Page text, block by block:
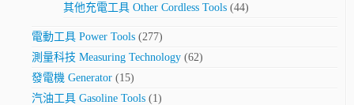
其他充電工具 Other Cordless Tools (44)
電動工具 Power Tools (277)
測量科技 Measuring Technology (62)
發電機 Generator (15)
汽油工具 Gasoline Tools (1)